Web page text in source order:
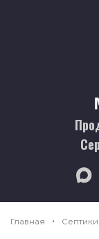
max
Главная Септики